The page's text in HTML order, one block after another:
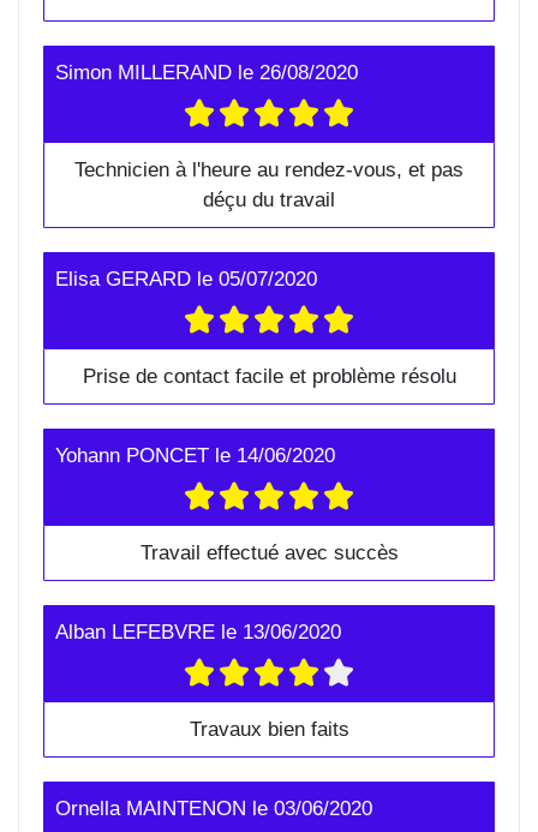
Simon MILLERAND le 26/08/2020
Technicien à l'heure au rendez-vous, et pas
déçu du travail
Elisa GERARD le 05/07/2020
Prise de contact facile et problème résolu
Yohann PONCET le 14/06/2020
Travail effectué avec succès
Alban LEFEBVRE le 13/06/2020
Travaux bien faits
Ornella MAINTENON le 03/06/2020